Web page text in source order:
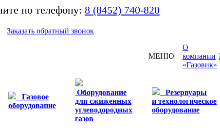
по телефону: 8 (8452) 740-820
Заказать обратный звонок
МЕНЮ
О
компании
«Газовик»
Газовое
оборудование
Оборудование
для сжиженных
углеводородных
газов
Резервуары
и технологическое
оборудование